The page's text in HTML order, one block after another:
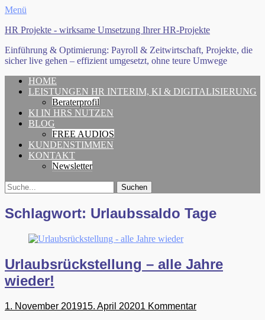
Menü
HR Projekte - wirksame Umsetzung Ihrer HR-Projekte
Einführung & Optimierung: Payroll & Zeitwirtschaft, Projekte, die
sicher live gehen – effizient umgesetzt, ohne teure Umwege
Erstes
Menü
Zum
Inhalt:
HOME
LEISTUNGEN HR INTERIM, KI & DIGITALISIERUNG
Beraterprofil
KI IN HRS NUTZEN
BLOG
FREE AUDIOS
KUNDENSTIMMEN
KONTAKT
Newsletter
Search
Suche
für:
Schlagwort: Urlaubssaldo Tage
Urlaubsrückstellung – alle Jahre
wieder!
Gepostet
1. November 201915. April 20201 Kommentar